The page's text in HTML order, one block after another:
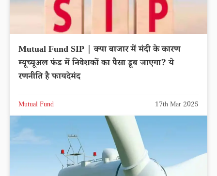
Mutual Fund SIP | क्या बाजार में मंदी के कारण
म्यूच्यूअल फंड में निवेशकों का पैसा डूब जाएगा? ये
रणनीति है फायदेमंद
Mutual Fund 17th Mar 2025